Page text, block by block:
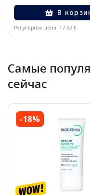
В
Регулярная цена: 17.69 €
Самые
сейчас
-18%